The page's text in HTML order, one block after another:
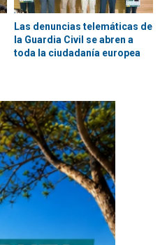
Las denuncias telemáticas de
la Guardia Civil se abren a
toda la ciudadanía europea